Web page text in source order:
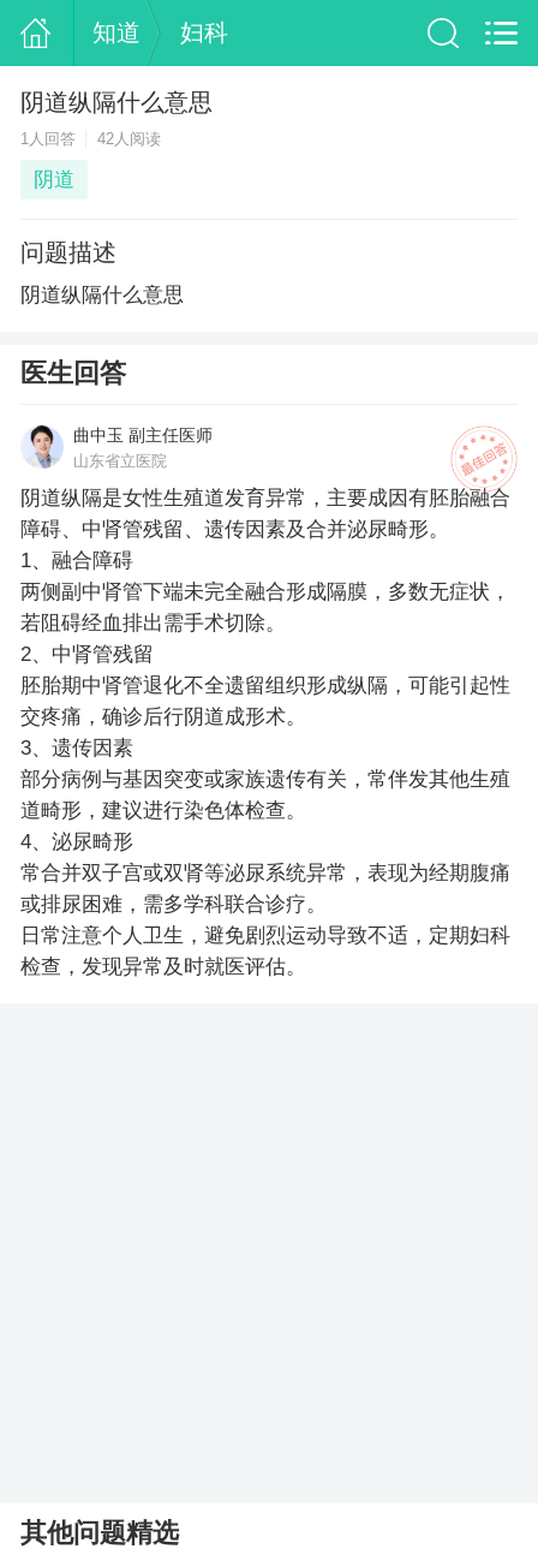
知道 妇科
阴道纵隔什么意思
1人回答 42人阅读
阴道
问题描述
阴道纵隔什么意思
医生回答
曲中玉 副主任医师
山东省立医院
阴道纵隔是女性生殖道发育异常，主要成因有胚胎融合
障碍、中肾管残留、遗传因素及合并泌尿畸形。
1、融合障碍
两侧副中肾管下端未完全融合形成隔膜，多数无症状，
若阻碍经血排出需手术切除。
2、中肾管残留
胚胎期中肾管退化不全遗留组织形成纵隔，可能引起性
交疼痛，确诊后行阴道成形术。
3、遗传因素
部分病例与基因突变或家族遗传有关，常伴发其他生殖
道畸形，建议进行染色体检查。
4、泌尿畸形
常合并双子宫或双肾等泌尿系统异常，表现为经期腹痛
或排尿困难，需多学科联合诊疗。
日常注意个人卫生，避免剧烈运动导致不适，定期妇科
检查，发现异常及时就医评估。
其他问题精选